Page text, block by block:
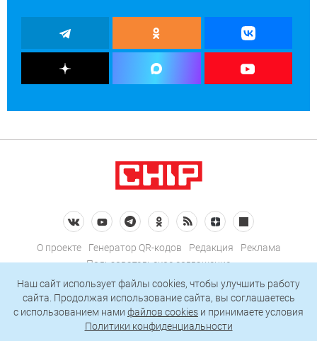
О проекте Генератор QR-кодов Редакция
Реклама
Пользовательское соглашение
Политика конфиденциальности
Подписаться на рассылку
Наш сайт использует файлы cookies, чтобы улучшить работу
сайта. Продолжая использование сайта, вы соглашаетесь
c использованием нами файлов cookies и принимаете условия
Политики конфиденциальности